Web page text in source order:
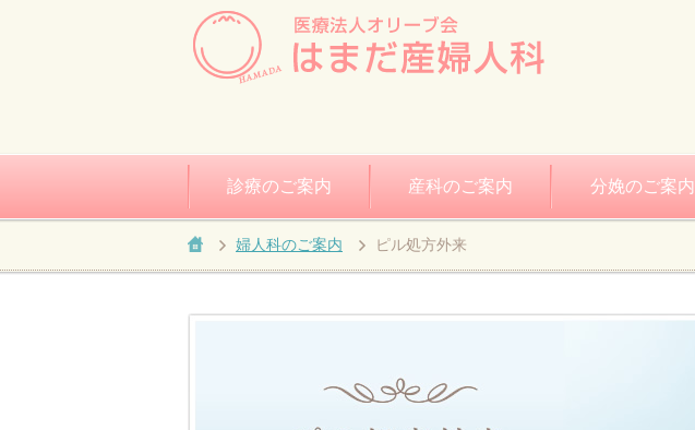
診療のご案内 産科のご案内 分娩のご案内
婦人科のご案内 ピル処方外来